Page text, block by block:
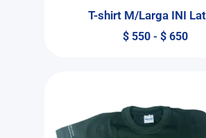
T-shirt M/Larga INI
$ 550 - $ 650